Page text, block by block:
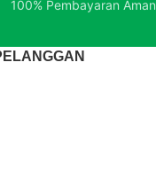
100% Pembayaran Aman